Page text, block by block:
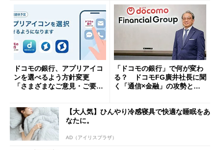
ドコモの銀行、アプリアイコ
ンを選べるよう方針変更
「さまざまなご意見・ご要望
「ドコモの銀行」で何が変わ
る？ ドコモFG廣井社長に聞
く「通信×金融」の攻勢とグ
【大人気】ひんやり冷感寝具で快適な睡眠をあ
なたに。
AD（アイリスプラザ）